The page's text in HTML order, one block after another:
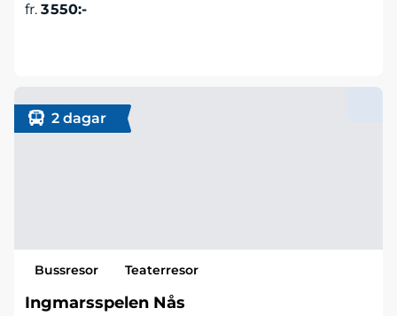
fr. 3 550:-
2 dagar
Bussresor Teaterresor
Ingmarsspelen Nås